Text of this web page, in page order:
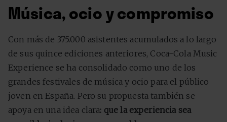
Música, ocio y compromiso
Con más de 375.000 asistentes acumulados a lo largo
de sus quince ediciones anteriores, Coca-Cola Music
Experience se ha consolidado como uno de los
grandes festivales de música y ocio para el público
joven en España. Pero su propuesta también se
apoya en una idea clara: que la experiencia sea